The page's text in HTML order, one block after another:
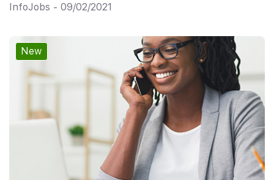
InfoJobs - 09/02/2021
New